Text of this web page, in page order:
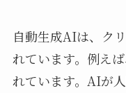
自動生成AIは、ク
れています。例え
れています。AIが